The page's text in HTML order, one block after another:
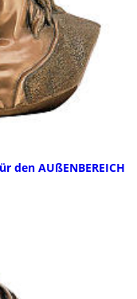
den AUßENBEREICH